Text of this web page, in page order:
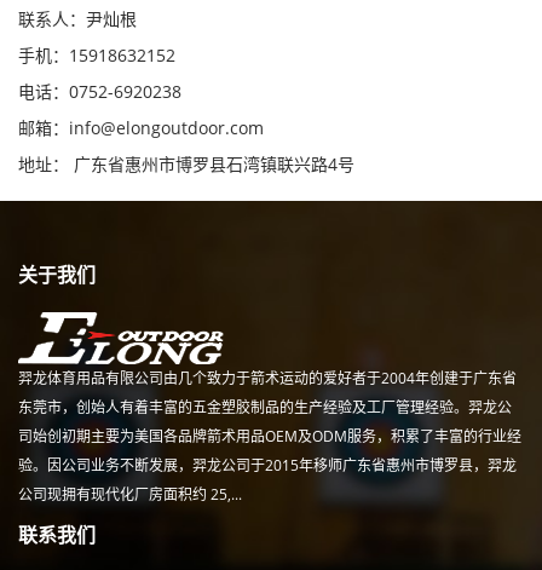
联系人：尹灿根
手机：15918632152
电话：0752-6920238
邮箱： info@elongoutdoor.com
地址： 广东省惠州市博罗县石湾镇联兴路4号
关于我们
羿龙体育用品有限公司由几个致力于箭术运动的爱好者于2004年创建于广东省
东莞市，创始人有着丰富的五金塑胶制品的生产经验及工厂管理经验。羿龙公
司始创初期主要为美国各品牌箭术用品OEM及ODM服务，积累了丰富的行业经
验。因公司业务不断发展，羿龙公司于2015年移师广东省惠州市博罗县，羿龙
公司现拥有现代化厂房面积约 25,...
联系我们